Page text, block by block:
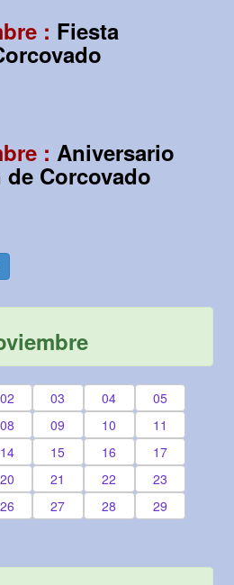
: Fiesta
: Aniversario
Corcovado
02 03 04
05
08 09 10
11
14 15 16
17
20 21 22
23
26 27 28
29